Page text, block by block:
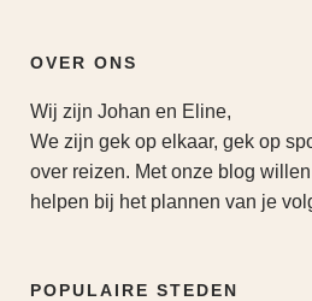
OVER ONS
Wij zijn Johan en Eline,
We zijn gek op elkaar, gek op
over reizen. Met onze blog
helpen bij het plannen van je
POPULAIRE STEDEN